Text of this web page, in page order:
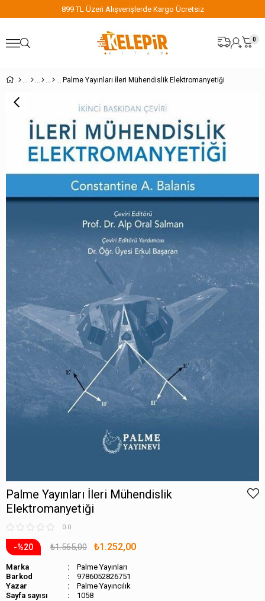
899 TL Üzeri Alışverişlerde Kargo Ücretsiz
0
Palme Yayınları İleri Mühendislik Elektromanyetiği
Palme Yayınları İleri Mühendislik
Elektromanyetiği
0.0
20 ₺1.565,00 ₺1.252,00
Marka
Palme Yayınları
Barkod
9786052826751
Palme Yayıncılık
Sayfa sayısı
1058